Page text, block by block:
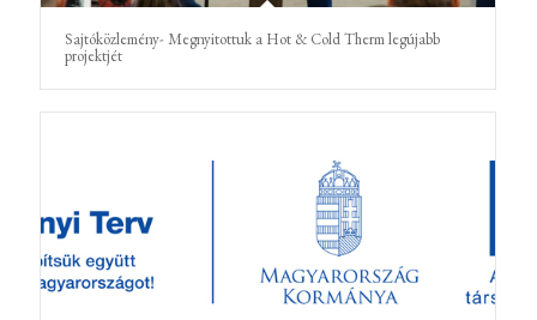
Sajtóközlemény- Megnyitottuk a Hot & Cold Therm legújabb
projektjét